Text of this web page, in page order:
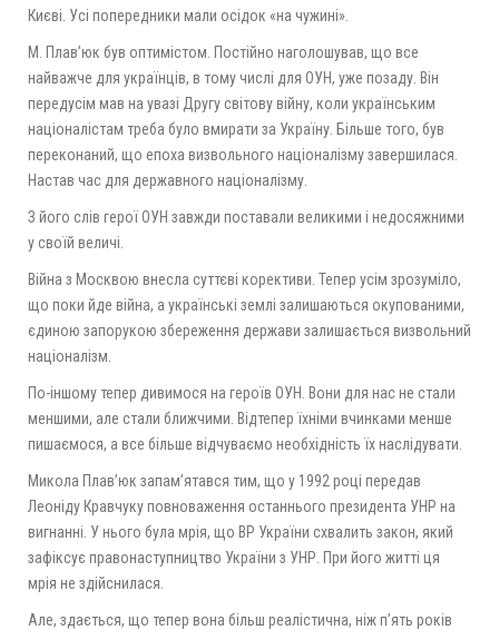
Києві. Усі попередники мали осідок «на чужині».
М. Плав’юк був оптимістом. Постійно наголошував, що все
найважче для українців, в тому числі для ОУН, уже позаду. Він
передусім мав на увазі Другу світову війну, коли українським
націоналістам треба було вмирати за Україну. Більше того, був
переконаний, що епоха визвольного націоналізму завершилася.
Настав час для державного націоналізму.
З його слів герої ОУН завжди поставали великими і недосяжними
у своїй величі.
Війна з Москвою внесла суттєві корективи. Тепер усім зрозуміло,
що поки йде війна, а українські землі залишаються окупованими,
єдиною запорукою збереження держави залишається визвольний
націоналізм.
По-іншому тепер дивимося на героїв ОУН. Вони для нас не стали
меншими, але стали ближчими. Відтепер їхніми вчинками менше
пишаємося, а все більше відчуваємо необхідність їх наслідувати.
Микола Плав’юк запам’ятався тим, що у 1992 році передав
Леоніду Кравчуку повноваження останнього президента УНР на
вигнанні. У нього була мрія, що ВР України схвалить закон, який
зафіксує правонаступництво України з УНР. При його житті ця
мрія не здійснилася.
Але, здається, що тепер вона більш реалістична, ніж п’ять років